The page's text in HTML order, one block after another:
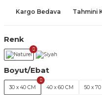
Kargo Bedava Tahmini
Renk
Boyut/Ebat
30 x 40 CM 40 x 60 CM 50 x